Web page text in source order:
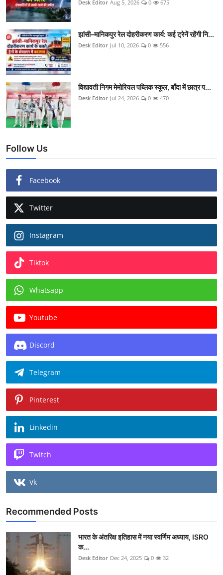
Desk Editor Aug 5, 2026 0 675
झांसी–मानिकपुर रेल दोहरीकरण कार्य: कई ट्रेनें रहेंगी नि...
Desk Editor Jul 10, 2026 0 556
विद्यावती निगम मेमोरियल पब्लिक स्कूल, बाँदा में छात्र प...
Desk Editor Jul 24, 2026 0 470
Follow Us
Facebook
Twitter
Instagram
Tiktok
Whatsapp
Youtube
Discord
Telegram
Pinterest
Linkedin
Twitch
Vk
Recommended Posts
भारत के अंतरिक्ष इतिहास में नया स्वर्णिम अध्याय, ISRO
क...
Desk Editor Dec 24, 2025 0 32